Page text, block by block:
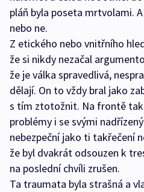
pláň byla poseta mrtvolami.
nebo ne.
Z etického nebo vnitřního
že si nikdy nezačal
že je válka spravedlivá,
dělají. On to vždy bral jako
s tím ztotožnit. Na frontě
problémy i se svými
nebezpeční jako ti takřečení
že byl dvakrát odsouzen k
na poslední chvíli zrušen.
Ta traumata byla strašná a